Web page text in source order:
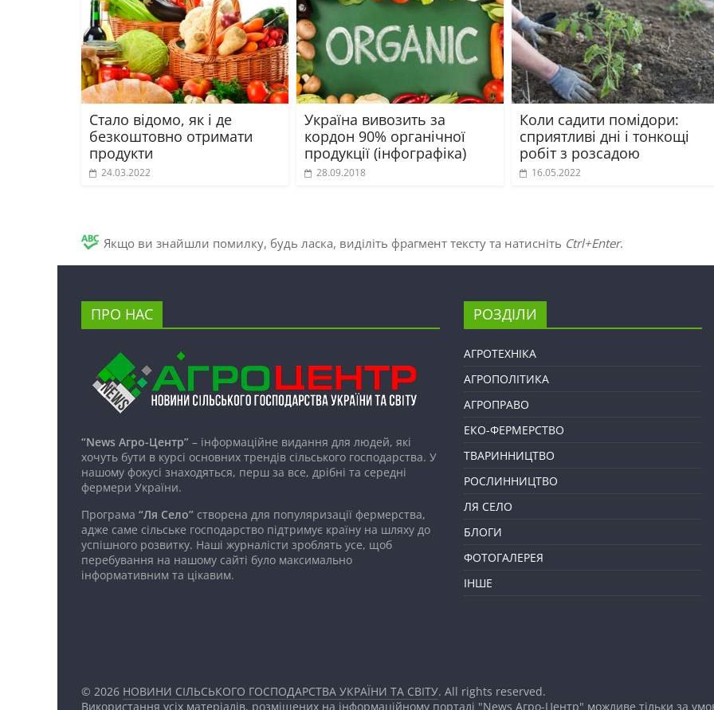
Стало відомо, як і де
безкоштовно отримати
продукти
24.03.2022
Україна вивозить за
кордон 90% органічної
продукції (інфографіка)
28.09.2018
Коли садити помідори:
сприятливі дні і тонкощі
робіт з розсадою
16.05.2022
Якщо ви знайшли помилку, будь ласка, виділіть фрагмент тексту та натисніть Ctrl+Enter.
ПРО НАС
“News Агро-Центр” – інформаційне видання для людей, які
хочуть бути в курсі основних трендів сільського господарства. У
нашому фокусі знаходяться, перш за все, дрібні та середні
фермери України.
Програма “Ля Село” створена для популяризації фермерства,
адже саме сільське господарство підтримує країну на шляху до
успішного розвитку. Наші журналісти зроблять усе, щоб
перебування на нашому сайті було максимально
інформативним та цікавим.
РОЗДІЛИ
АГРОТЕХНІКА
АГРОПОЛІТИКА
АГРОПРАВО
ЕКО-ФЕРМЕРСТВО
ТВАРИННИЦТВО
РОСЛИННИЦТВО
ЛЯ СЕЛО
БЛОГИ
ФОТОГАЛЕРЕЯ
ІНШЕ
© 2026 НОВИНИ СІЛЬСЬКОГО ГОСПОДАРСТВА УКРАЇНИ ТА СВІТУ. All rights reserved.
Використання усіх матеріалів, розміщених на інформаційному порталі "News Агро-Центр" можливе тільки за